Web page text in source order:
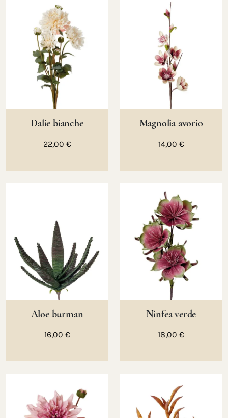
Dalie bianche
22,00 €
Magnolia avorio
14,00 €
Aloe burman
16,00 €
Ninfea verde
18,00 €